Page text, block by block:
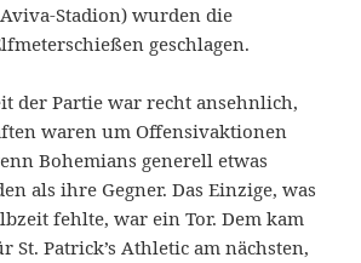
Stadion) wurden die
geschlagen.
der Partie war recht ansehnlich,
waren um Offensivaktionen
Bohemians generell etwas
als ihre Gegner. Das Einzige, was
fehlte, war ein Tor. Dem kam
St. Patrick’s Athletic am nächsten,